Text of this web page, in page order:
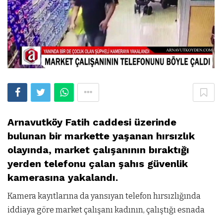
Arnavutköy Fatih caddesi üzerinde
bulunan bir markette yaşanan hırsızlık
olayında, market çalışanının bıraktığı
yerden telefonu çalan şahıs güvenlik
kamerasına yakalandı.
Kamera kayıtlarına da yansıyan telefon hırsızlığında
iddiaya göre market çalışanı kadının, çalıştığı esnada